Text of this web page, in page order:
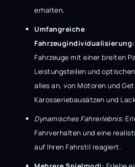
erhalten.
Umfangreiche
Fahrzeugindividualisierung:
Fahrzeuge mit einer breiten
Leistungsteilen und
alles an, von Motoren und
Karosseriebausätzen und
Dynamisches Fahrerlebnis:
Fahrverhalten und eine
auf Ihren Fahrstil reagiert.